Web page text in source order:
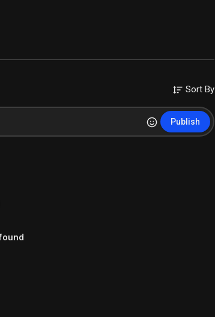
Sort By
Publish